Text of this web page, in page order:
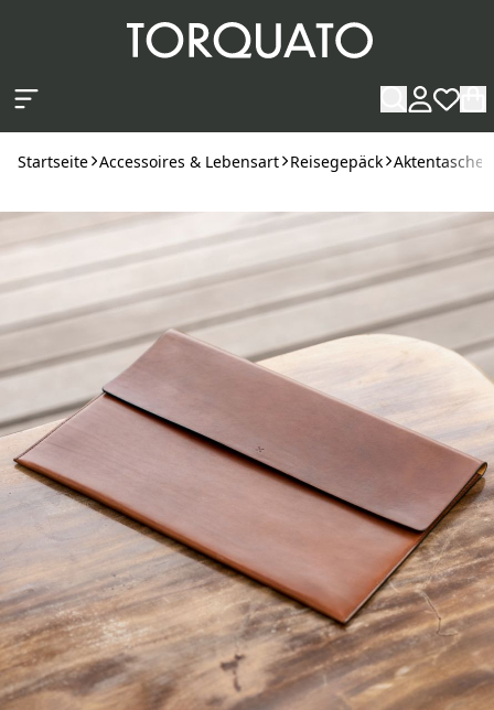
Startseite Accessoires & Lebensart Reisegepäck Aktentaschen